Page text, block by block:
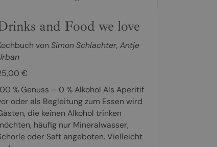
and Food we love
von Simon Schlachter, Antje
€
% Genuss – 0 % Alkohol Als Aperitif
oder als Begleitung zum Essen wird
die keinen Alkohol trinken
häufig nur Mineralwasser,
oder Saft angeboten. Vielleicht